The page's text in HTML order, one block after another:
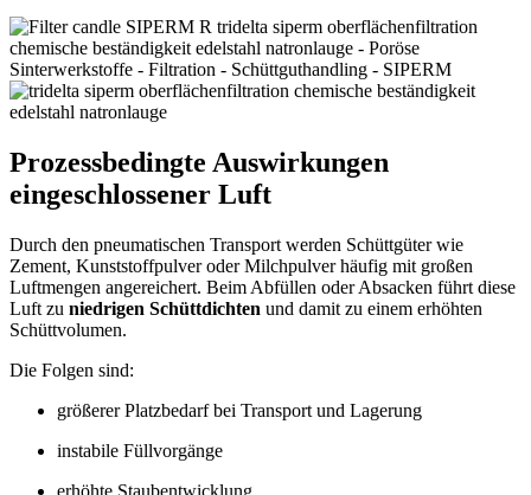
Prozessbedingte Auswirkungen
eingeschlossener Luft
Durch den pneumatischen Transport werden Schüttgüter wie
Zement, Kunststoffpulver oder Milchpulver häufig mit großen
Luftmengen angereichert. Beim Abfüllen oder Absacken führt diese
Luft zu niedrigen Schüttdichten und damit zu einem erhöhten
Schüttvolumen.
Die Folgen sind:
größerer Platzbedarf bei Transport und Lagerung
instabile Füllvorgänge
erhöhte Staubentwicklung